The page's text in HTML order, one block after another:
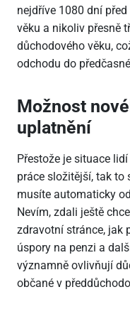
nejdříve 1080 dní
věku a nikoliv přesně
důchodového věku,
odchodu do
Možnost
uplatnění
Přestože je situace
práce složitější, tak to
musíte automaticky
Nevím, zdali ještě
zdravotní stránce, jak
úspory na penzi a
významně ovlivňují
občané v